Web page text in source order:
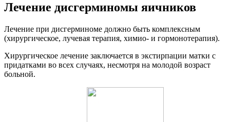
Лечение дисгерминомы яичников
Лечение при дисгерминоме должно быть комплексным
(хирургическое, лучевая терапия, химио- и гормонотерапия).
Хирургическое лечение заключается в экстирпации матки с
придатками во всех случаях, несмотря на молодой возраст
больной.